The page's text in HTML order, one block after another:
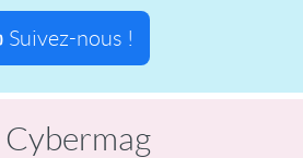
Suivez-nous !
Cybermag